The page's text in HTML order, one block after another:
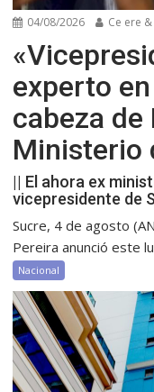
04/08/2026 Ce ere
experto
cabeza de
Ministerio
|| El ahora ex
vicepresidente de
Sucre, 4 de agosto
Pereira anunció este
Nacional